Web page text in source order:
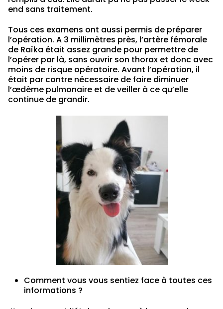
end sans traitement.
Tous ces examens ont aussi permis de préparer
l’opération. A 3 millimètres près, l’artère fémorale
de Raïka était assez grande pour permettre de
l’opérer par là, sans ouvrir son thorax et donc avec
moins de risque opératoire. Avant l’opération, il
était par contre nécessaire de faire diminuer
l’œdème pulmonaire et de veiller à ce qu’elle
continue de grandir.
Comment vous vous sentiez face à toutes ces
informations ?